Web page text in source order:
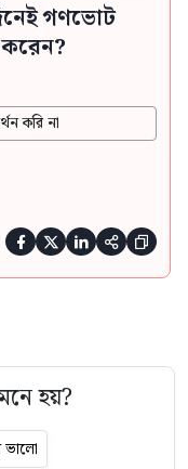
গণভোট
করি না
    
হয়?
ভালো